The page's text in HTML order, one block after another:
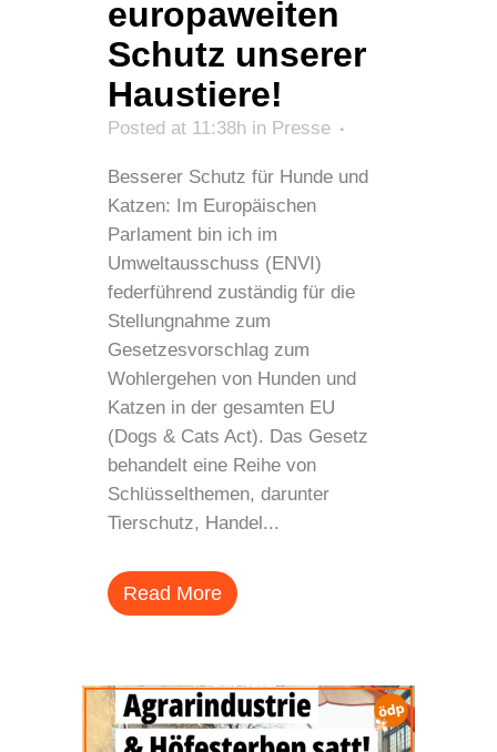
europaweiten
Schutz unserer
Haustiere!
Posted at 11:38h in Presse
Besserer Schutz für Hunde und
Katzen: Im Europäischen
Parlament bin ich im
Umweltausschuss (ENVI)
federführend zuständig für die
Stellungnahme zum
Gesetzesvorschlag zum
Wohlergehen von Hunden und
Katzen in der gesamten EU
(Dogs & Cats Act). Das Gesetz
behandelt eine Reihe von
Schlüsselthemen, darunter
Tierschutz, Handel...
Read More